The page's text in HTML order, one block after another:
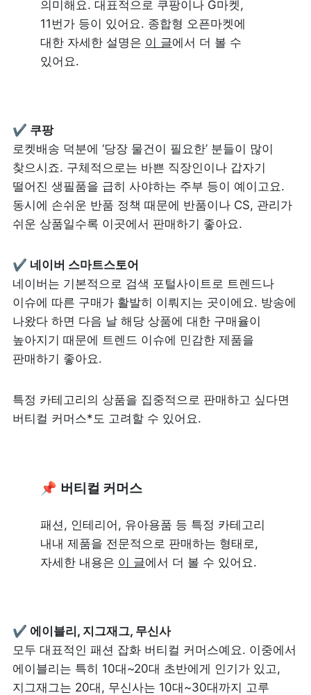
의미해요. 대표적으로 쿠팡이나 G마켓,
11번가 등이 있어요. 종합형 오픈마켓에
대한 자세한 설명은 이 글에서 더 볼 수
있어요.
✔ 쿠팡
로켓배송 덕분에 ‘당장 물건이 필요한’ 분들이 많이
찾으시죠. 구체적으로는 바쁜 직장인이나 갑자기
떨어진 생필품을 급히 사야하는 주부 등이 예이고요.
동시에 손쉬운 반품 정책 때문에 반품이나 CS, 관리가
쉬운 상품일수록 이곳에서 판매하기 좋아요.
✔ 네이버 스마트스토어
네이버는 기본적으로 검색 포털사이트로 트렌드나
이슈에 따른 구매가 활발히 이뤄지는 곳이에요. 방송에
나왔다 하면 다음 날 해당 상품에 대한 구매율이
높아지기 때문에 트렌드 이슈에 민감한 제품을
판매하기 좋아요.
특정 카테고리의 상품을 집중적으로 판매하고 싶다면
버티컬 커머스*도 고려할 수 있어요.
📌 버티컬 커머스
패션, 인테리어, 유아용품 등 특정 카테고리
내내 제품을 전문적으로 판매하는 형태로,
자세한 내용은 이 글에서 더 볼 수 있어요.
✔ 에이블리, 지그재그, 무신사
모두 대표적인 패션 잡화 버티컬 커머스예요. 이중에서
에이블리는 특히 10대~20대 초반에게 인기가 있고,
지그재그는 20대, 무신사는 10대~30대까지 고루